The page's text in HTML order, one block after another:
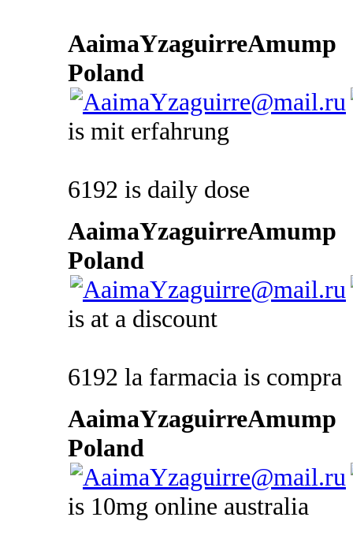
AaimaYzaguirreAmump
Poland
is mit erfahrung
6192 is daily dose
AaimaYzaguirreAmump
Poland
is at a discount
6192 la farmacia is compra
AaimaYzaguirreAmump
Poland
is 10mg online australia